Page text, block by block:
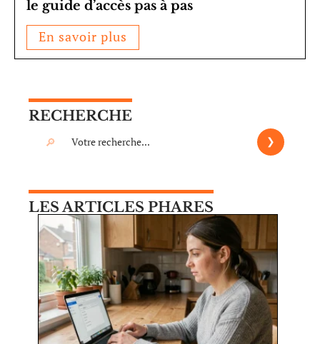
le guide d’accès pas à pas
En savoir plus
RECHERCHE
LES ARTICLES PHARES